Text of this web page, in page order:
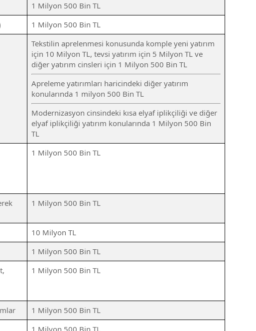
1 Milyon 500 Bin TL
1 Milyon 500 Bin TL
Tekstilin aprelenmesi konusunda komple yeni yatırım
için 10 Milyon TL, tevsi yatırım için 5 Milyon TL ve
diğer yatırım cinsleri için 1 Milyon 500 Bin TL
Apreleme yatırımları haricindeki diğer yatırım
konularında 1 milyon 500 Bin TL
Modernizasyon cinsindeki kısa elyaf iplikçiliği ve diğer
elyaf iplikçiliği yatırım konularında 1 Milyon 500 Bin
TL
1 Milyon 500 Bin TL
1 Milyon 500 Bin TL
10 Milyon TL
1 Milyon 500 Bin TL
1 Milyon 500 Bin TL
1 Milyon 500 Bin TL
1 Milyon 500 Bin TL